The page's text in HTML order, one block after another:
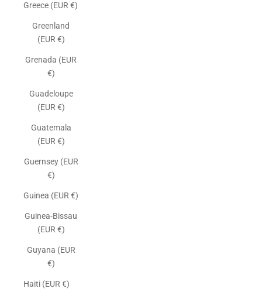
Greece (EUR €)
Greenland
(EUR €)
Grenada (EUR
€)
Guadeloupe
(EUR €)
Guatemala
(EUR €)
Guernsey (EUR
€)
Guinea (EUR €)
Guinea-Bissau
(EUR €)
Guyana (EUR
€)
Haiti (EUR €)